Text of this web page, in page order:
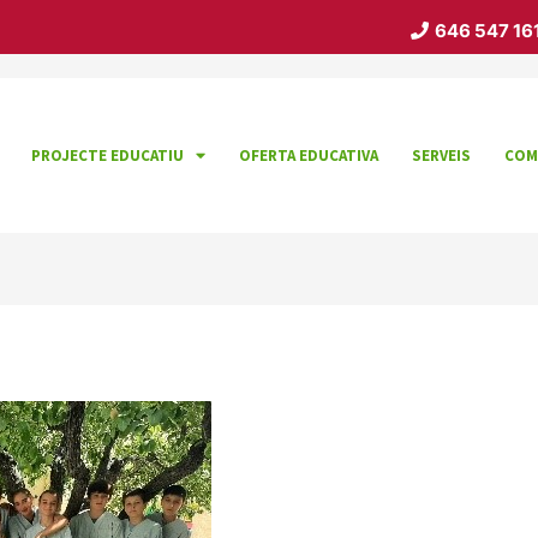
646 547
PROJECTE EDUCATIU OFERTA EDUCATIVA SERVEIS